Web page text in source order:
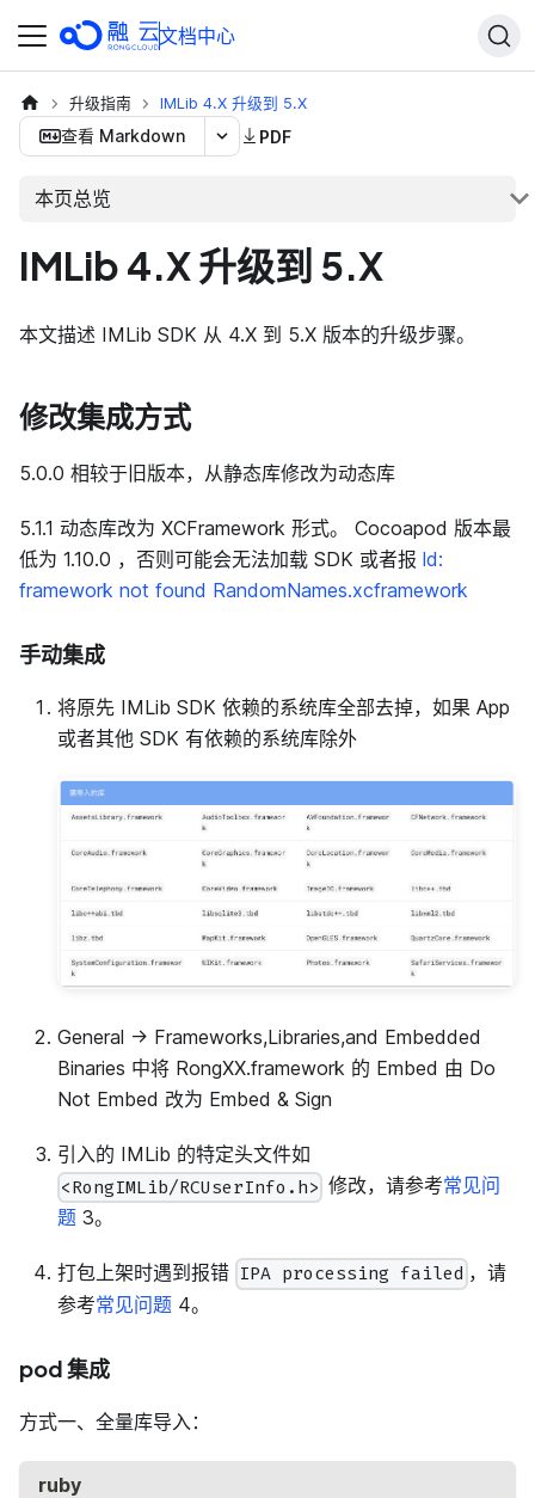
文档中心
升级指南 IMLib 4.X 升级到 5.X
查看 Markdown PDF
本页总览
IMLib 4.X 升级到 5.X
本文描述 IMLib SDK 从 4.X 到 5.X 版本的升级步骤。
修改集成方式
5.0.0 相较于旧版本，从静态库修改为动态库
5.1.1 动态库改为 XCFramework 形式。 Cocoapod 版本最
低为 1.10.0 ，否则可能会无法加载 SDK 或者报 ld:
framework not found RandomNames.xcframework
手动集成
将原先 IMLib SDK 依赖的系统库全部去掉，如果 App
或者其他 SDK 有依赖的系统库除外
General -> Frameworks,Libraries,and Embedded
Binaries 中将 RongXX.framework 的 Embed 由 Do
Not Embed 改为 Embed & Sign
引入的 IMLib 的特定头文件如
<RongIMLib/RCUserInfo.h> 修改，请参考常见问
题 3。
打包上架时遇到报错 IPA processing failed ，请
参考常见问题 4。
pod 集成
方式一、全量库导入：
ruby